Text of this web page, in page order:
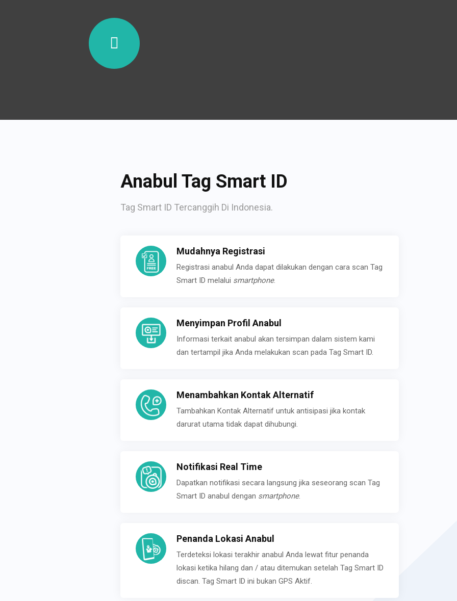
Anabul Tag Smart ID
Tag Smart ID Tercanggih Di Indonesia.
Mudahnya Registrasi
Registrasi anabul Anda dapat dilakukan dengan cara scan Tag
Smart ID melalui smartphone.
Menyimpan Profil Anabul
Informasi terkait anabul akan tersimpan dalam sistem kami
dan tertampil jika Anda melakukan scan pada Tag Smart ID.
Menambahkan Kontak Alternatif
Tambahkan Kontak Alternatif untuk antisipasi jika kontak
darurat utama tidak dapat dihubungi.
Notifikasi Real Time
Dapatkan notifikasi secara langsung jika seseorang scan Tag
Smart ID anabul dengan smartphone.
Penanda Lokasi Anabul
Terdeteksi lokasi terakhir anabul Anda lewat fitur penanda
lokasi ketika hilang dan / atau ditemukan setelah Tag Smart ID
discan. Tag Smart ID ini bukan GPS Aktif.